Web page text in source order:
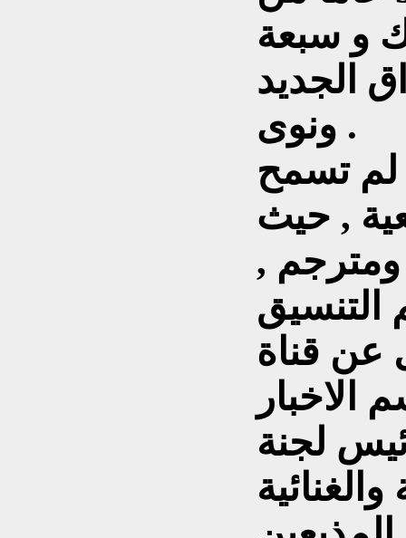
و سبعة
الجديد
ونوى .
تسمح
, حيث
ومترجم ,
التنسيق
عن قناة
الاخبار
لجنة